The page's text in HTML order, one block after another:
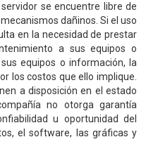
se encuentre libre de
dañinos. Si el uso
en la necesidad de prestar
a sus equipos o
equipos o información, la
los costos que ello implique.
a disposición en el estado
no otorga garantía
u oportunidad del
el software, las gráficas y